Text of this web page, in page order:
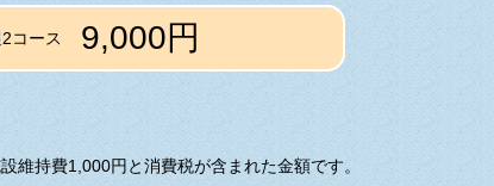
2コース 9,000円
維持費1,000円と消費税が含まれた金額です。